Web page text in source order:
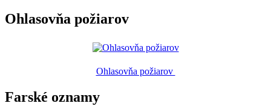
Ohlasovňa požiarov
Ohlasovňa požiarov
Farské oznamy